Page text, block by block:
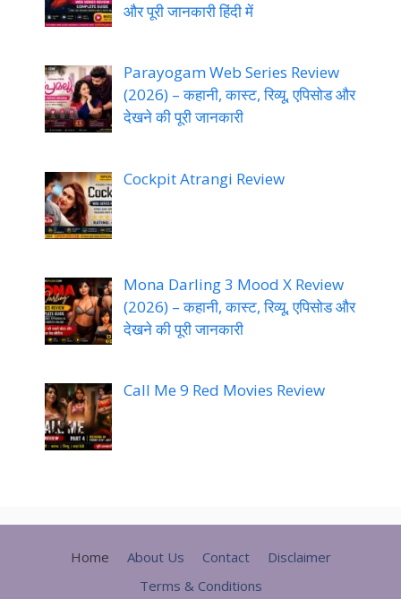
और पूरी जानकारी हिंदी में
Parayogam Web Series Review
(2026) – कहानी, कास्ट, रिव्यू, एपिसोड और
देखने की पूरी जानकारी
Cockpit Atrangi Review
Mona Darling 3 Mood X Review
(2026) – कहानी, कास्ट, रिव्यू, एपिसोड और
देखने की पूरी जानकारी
Call Me 9 Red Movies Review
Home About Us Contact
Disclaimer
Terms & Conditions